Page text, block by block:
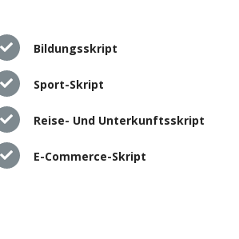
Bildungsskript
Sport-Skript
Reise- Und Unterkunftsskript
E-Commerce-Skript